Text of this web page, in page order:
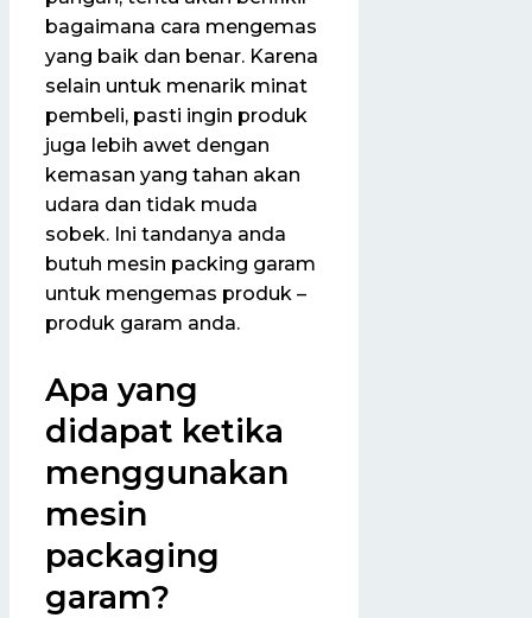
bagaimana cara mengemas
yang baik dan benar. Karena
selain untuk menarik minat
pembeli, pasti ingin produk
juga lebih awet dengan
kemasan yang tahan akan
udara dan tidak muda
sobek. Ini tandanya anda
butuh mesin packing garam
untuk mengemas produk –
produk garam anda.
Apa yang
didapat ketika
menggunakan
mesin
packaging
garam?